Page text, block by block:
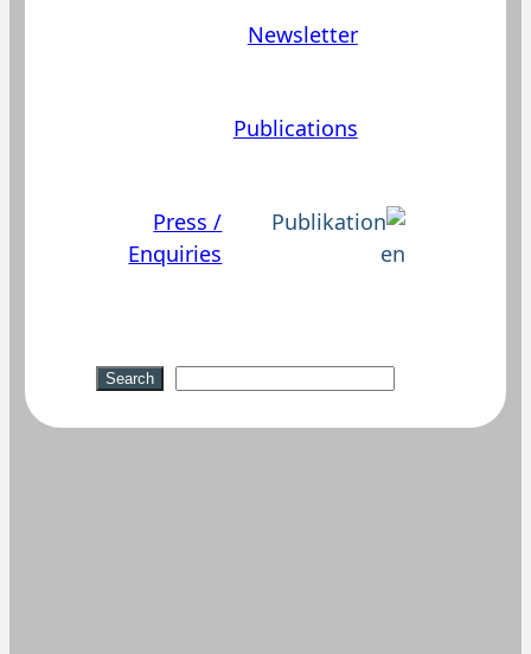
Newsletter
Publications
Press /
Enquiries
Search